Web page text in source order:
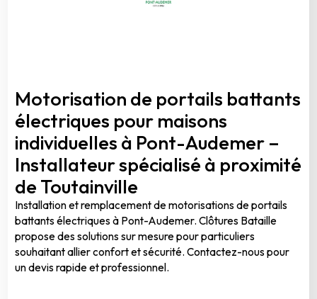
Motorisation de portails battants
électriques pour maisons
individuelles à Pont-Audemer –
Installateur spécialisé à proximité
de Toutainville
Installation et remplacement de motorisations de portails
battants électriques à Pont-Audemer. Clôtures Bataille
propose des solutions sur mesure pour particuliers
souhaitant allier confort et sécurité. Contactez-nous pour
un devis rapide et professionnel.